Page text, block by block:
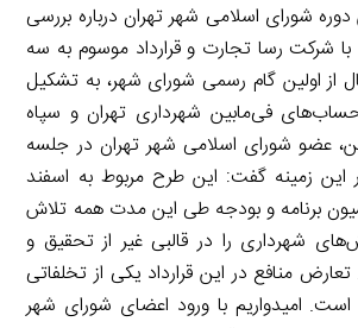
شورای اسلامی شهر تهران درباره بررسی
با شرکت رسا تجارت و قرارداد موسوم به سه
از اولین گام رسمی شورای شهر، به تشکیل
فی‌مابین شهرداری تهران و سپاه
عضو شورای اسلامی شهر تهران در جلسه
زمینه گفت: این طرح مربوط به اسفند
برنامه و بودجه طی این مدت همه تلاش
شهرداری را در قالبی غیر از تحقیق و
منافع در این قرارداد یکی از تخلفاتی
امیدواریم با ورود اعضای شورای شهر